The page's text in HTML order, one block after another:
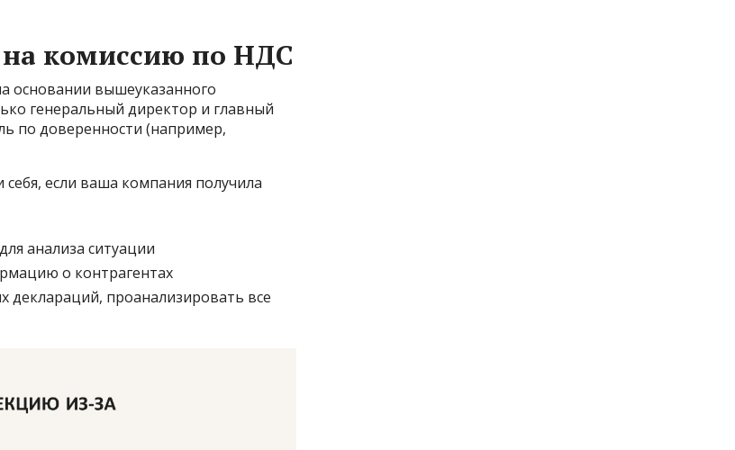
на комиссию по НДС
основании вышеуказанного
генеральный директор и главный
по доверенности (например,
если ваша компания получила
анализа ситуации
о контрагентах
деклараций, проанализировать все